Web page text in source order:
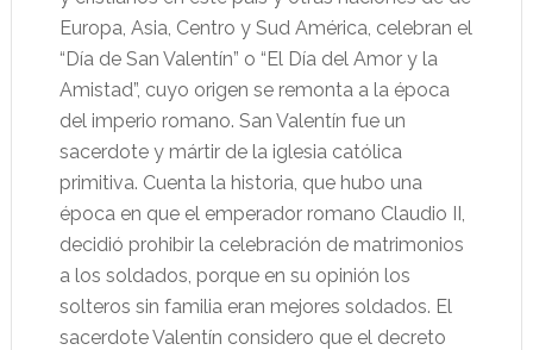
Europa, Asia, Centro y Sud América, celebran el
“Día de San Valentín” o “El Día del Amor y la
Amistad”, cuyo origen se remonta a la época
del imperio romano. San Valentín fue un
sacerdote y mártir de la iglesia católica
primitiva. Cuenta la historia, que hubo una
época en que el emperador romano Claudio II,
decidió prohibir la celebración de matrimonios
a los soldados, porque en su opinión los
solteros sin familia eran mejores soldados. El
sacerdote Valentín considero que el decreto